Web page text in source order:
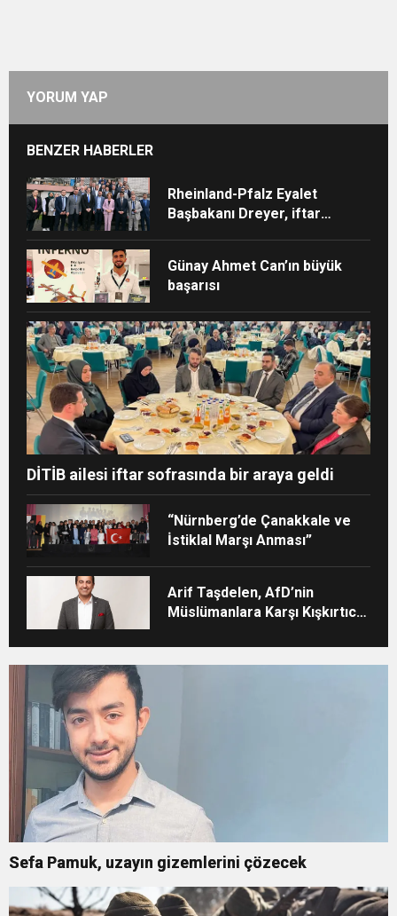
YORUM YAP
BENZER HABERLER
Rheinland-Pfalz Eyalet
Başbakanı Dreyer, iftar
Günay Ahmet Can’ın büyük
başarısı
DİTİB ailesi iftar sofrasında bir araya geldi
“Nürnberg’de Çanakkale ve
İstiklal Marşı Anması”
Arif Taşdelen, AfD’nin
Müslümanlara Karşı Kışkırtıcı
Sefa Pamuk, uzayın gizemlerini çözecek